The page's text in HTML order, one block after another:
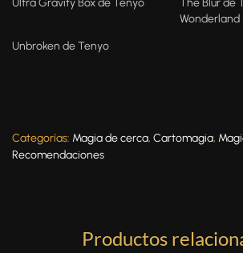
Ultra Gravity Box de Tenyo
The Blur
Wonderland
Unbroken de Tenyo
Categorías: Magia de cerca, Cartomagia,
Recomendaciones
Productos